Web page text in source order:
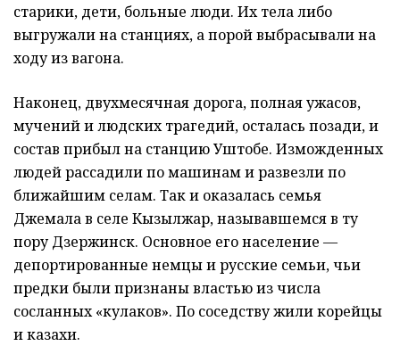
старики, дети, больные люди. Их тела либо
выгружали на станциях, а порой выбрасывали на
ходу из вагона.
Наконец, двухмесячная дорога, полная ужасов,
мучений и людских трагедий, осталась позади, и
состав прибыл на станцию Уштобе. Изможденных
людей рассадили по машинам и развезли по
ближайшим селам. Так и оказалась семья
Джемала в селе Кызылжар, называвшемся в ту
пору Дзержинск. Основное его население —
депортированные немцы и русские семьи, чьи
предки были признаны властью из числа
сосланных «кулаков». По соседству жили корейцы
и казахи.